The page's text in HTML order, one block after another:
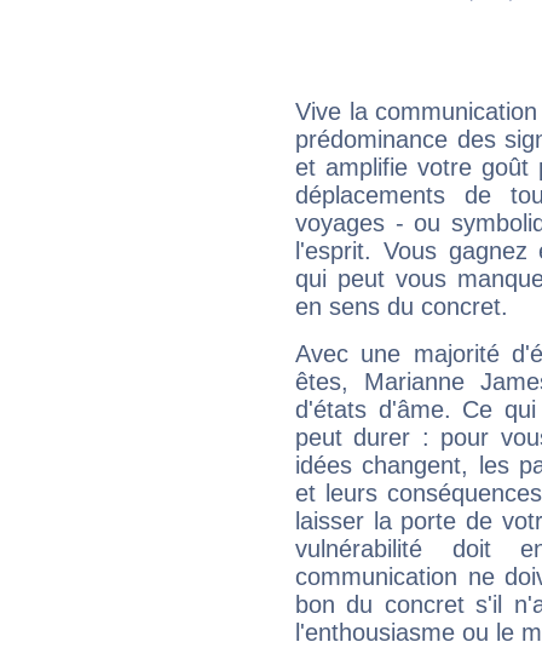
Vive la
prédominance des
et amplifie votre goût
déplacements de
voyages - ou
l'esprit. Vous
qui peut vous
en sens du concret.
Avec une majorité
êtes, Marianne
d'états d'âme. Ce
peut durer : pour
idées changent, les
et leurs
laisser la porte de
vulnérabilité doit
communication ne
bon du concret s'il
l'enthousiasme ou le